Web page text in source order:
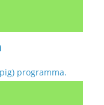
programma.